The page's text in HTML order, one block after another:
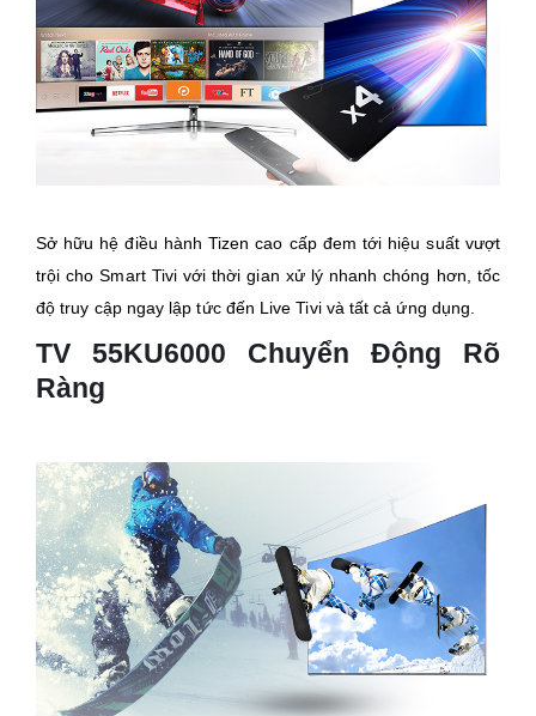
Sở hữu hệ điều hành Tizen cao cấp đem tới hiệu suất vượt
trội cho Smart Tivi với thời gian xử lý nhanh chóng hơn, tốc
độ truy cập ngay lập tức đến Live Tivi và tất cả ứng dụng.
TV 55KU6000 Chuyển Động Rõ
Ràng